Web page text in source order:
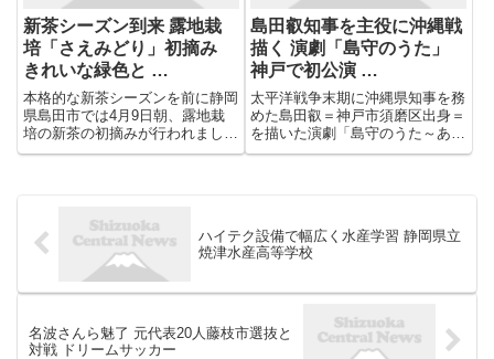
新茶シーズン到来 露地栽
培「さえみどり」初摘み
きれいな緑色と …
本格的な新茶シーズンを前に静岡
県島田市では4月9日朝、露地栽
培の新茶の初摘みが行われまし
た。 【写真を見る】新茶シーズ
阪本にある茶畑では、午前8時か
ら...
島田叡知事を主役に沖縄戦
描く 演劇「島守のうた」
神戸で初公演 …
太平洋戦争末期に沖縄県知事を務
めた島田叡＝神戸市須磨区出身＝
を描いた演劇「島守のうた～あし
た天気にしておくれ」が、神戸市
の...
ハイテク設備で幅広く水産学習 静岡県立
焼津水産高等学校
名波さんら魅了 元代表20人藤枝市選抜と
対戦 ドリームサッカー